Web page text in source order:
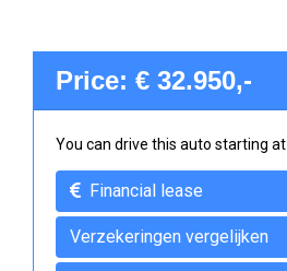
Price: € 32.950,-
You can drive this auto starting at
Financial lease
Verzekeringen vergelijken